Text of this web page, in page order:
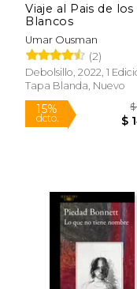
15%
Viaje al Pais de los
Blancos
Umar Ousman
(2)
Debolsillo, 2022, 1
Tapa Blanda, Nuevo